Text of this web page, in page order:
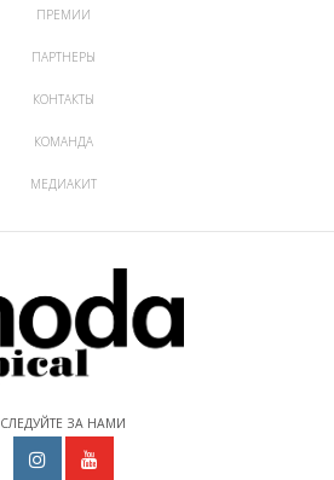
ПРЕМИИ
ПАРТНЕРЫ
КОНТАКТЫ
КОМАНДА
МЕДИАКИТ
СЛЕДУЙТЕ ЗА НАМИ